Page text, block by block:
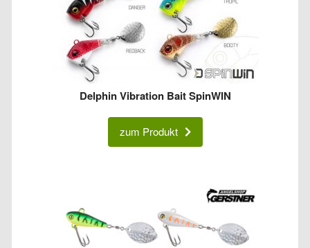
Delphin Vibration Bait SpinWIN
zum Produkt